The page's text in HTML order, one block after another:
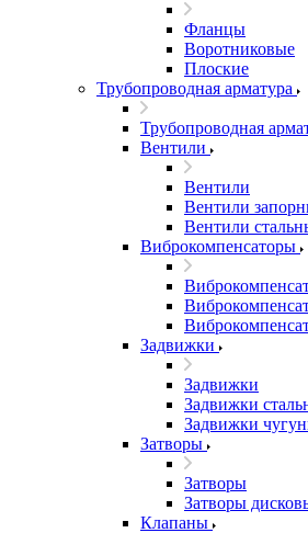
Фланцы
Воротниковые
Плоские
Трубопроводная арматура
Трубопроводная
Вентили
Вентили
Вентили
Вентили
Виброкомпенсаторы
Задвижки
Задвижки
Задвижки
Задвижки
Затворы
Затворы
Затворы
Клапаны